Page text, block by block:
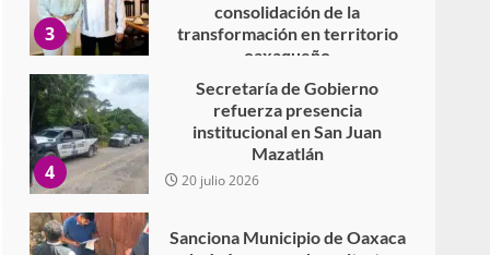
30 julio 2026
4
Secretaría de Gobierno
refuerza presencia
institucional en San Juan
Mazatlán
20 julio 2026
5
Sanciona Municipio de Oaxaca
de Juárez caso de maltrato
16 julio 2026